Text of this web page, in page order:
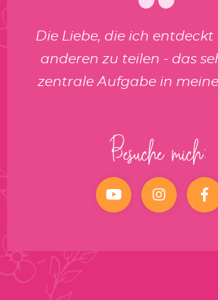
Die Liebe, die ich
anderen zu teilen - das
zentrale Aufgabe in
Besuche mich:
YouTube Instagram